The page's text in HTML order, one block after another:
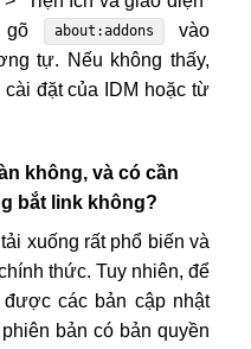
gõ
about:addons
vào
tự. Nếu không thấy,
đặt của IDM hoặc từ
không, và có cần
bắt link không?
xuống rất phổ biến và
thức. Tuy nhiên, để
các bản cập nhật
bản có bản quyền